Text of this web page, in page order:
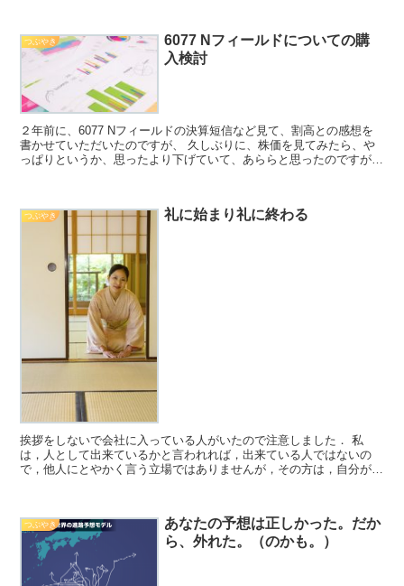
つぶやき
6077 Nフィールドについての購
入検討
２年前に、6077 Nフィールドの決算短信など見て、割高との感想を
書かせていただいたのですが、 久しぶりに、株価を見てみたら、や
っぱりというか、思ったより下げていて、あららと思ったのですが、
つぶやき 礼に始まり礼に終わる
挨拶をしないで会社に入っている人がいたので注意しました． 私
は，人として出来ているかと言われれば，出来ている人ではないの
で，他人にとやかく言う立場ではありませんが，その方は，自分がで
つぶやき
あなたの予想は正しかった。だか
ら、外れた。（のかも。）